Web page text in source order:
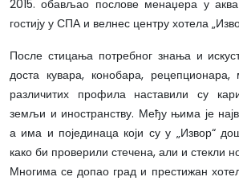
2015. обављао послове менаџера у
гостију у СПА и велнес центру хотела
После стицања потребног знања и
доста кувара, конобара,
различитих профила наставили су
земљи и иностранству. Међу њима је
а има и појединаца који су у „Извор“
како би проверили стечена, али и стекли
Многима се допао град и престижан